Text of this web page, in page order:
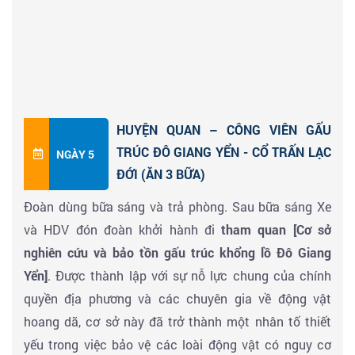
Chúa đứng bên cạnh Tùng Tán
Cán Bố, với ngụ ý nhấn mạnh mối giao hảo Trung Hoa
– Tây Tạng đã có từ xưa.
Đến giờ Đoàn di chuyển đếnThành phố cổ huyện
Guanxian (Huyện Quan)nằm trong khu vực
lõi đô thị của thành phố Đô Giang Yển, tỉnh Tứ Xuyên.
Theo dữ liệu vào tháng 4 năm 2023, thành phố cổ này
có diện tích 1,01 km2, bắt đầu từ cuối thời nhà Ngụy
năm triều đại Bắc và Nam. Được thành lập vào thời
Chiến Quốc, về mặt lịch sử, nó là một trung tâm phân
phối vật chất, một trạm kinh doanh và du lịch, đồng
NGÀY 5
HUYỆN QUAN – CÔNG VIÊN GẤU
TRÚC ĐÔ GIANG YỂN - CỔ TRẤN LẠC
ĐỚI (ĂN 3 BỮA)
Đoàn dùng bữa sáng và trả phòng. Sau bữa sáng Xe
và HDV đón đoàn khởi hành đi tham quan [Cơ sở
nghiên cứu và bảo tồn gấu trúc khổng lồ Đô Giang
Yển]. Được thành lập với sự nỗ lực chung của chính
quyền địa phương và các chuyên gia về động vật
hoang dã, cơ sở này đã trở thành một nhân tố thiết
yếu trong việc bảo vệ các loài động vật có nguy cơ